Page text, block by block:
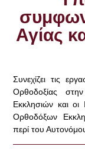
Αγίας
Συνεχίζει τις
Ορθοδοξίας
Εκκλησιών και
Ορθοδόξων
περί του